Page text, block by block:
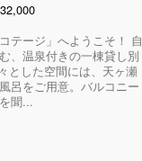
テージ」へようこそ！ 自
、温泉付きの一棟貸し別
とした空間には、天ヶ瀬
呂をご用意。バルコニー
聞...